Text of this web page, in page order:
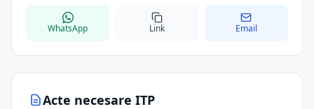
Acte necesare ITP
WhatsApp Link Email